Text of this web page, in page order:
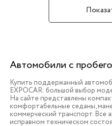
Автомобили с
Купить поддержанный
EXPOCAR: большой выбор
На сайте представлены
комфортабельные седаны,
коммерческий транспорт. Все
исправном техническом